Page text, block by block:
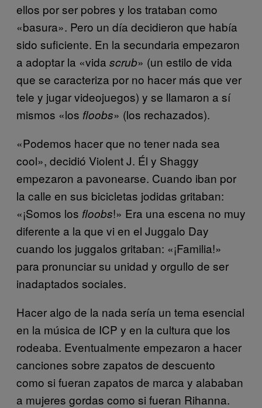
ellos por ser pobres y los trataban como
«basura». Pero un día decidieron que había
sido suficiente. En la secundaria empezaron
a adoptar la «vida scrub» (un estilo de vida
que se caracteriza por no hacer más que ver
tele y jugar videojuegos) y se llamaron a sí
mismos «los floobs» (los rechazados).
«Podemos hacer que no tener nada sea
cool», decidió Violent J. Él y Shaggy
empezaron a pavonearse. Cuando iban por
la calle en sus bicicletas jodidas gritaban:
«¡Somos los floobs!» Era una escena no muy
diferente a la que vi en el Juggalo Day
cuando los juggalos gritaban: «¡Familia!»
para pronunciar su unidad y orgullo de ser
inadaptados sociales.
Hacer algo de la nada sería un tema esencial
en la música de ICP y en la cultura que los
rodeaba. Eventualmente empezaron a hacer
canciones sobre zapatos de descuento
como si fueran zapatos de marca y alababan
a mujeres gordas como si fueran Rihanna.